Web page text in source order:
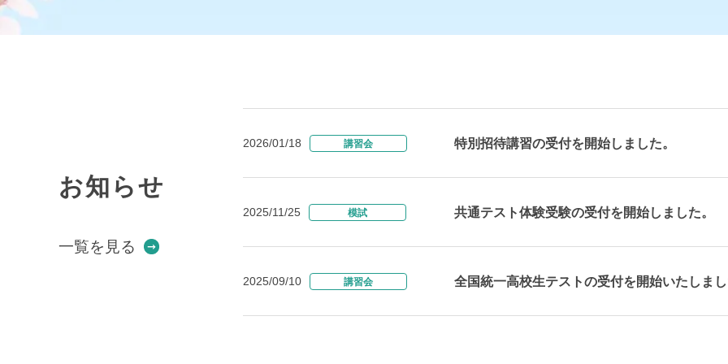
お知らせ
一覧を見る
2026/01/18 講習会 特別招待講習の受付を開始しました。
2025/11/25 模試 共通テスト体験受験の受付を開始しました。
2025/09/10 講習会 全国統一高校生テストの受付を開始いたしま